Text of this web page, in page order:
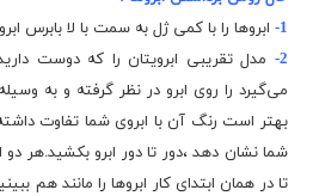
1- ابروها را با کمی ژل به سمت با لا بابرس
2-
مدل تقریبی ابرویتان را که دوست
می‌گیرد را روی ابرو در نظر گرفته و به
بهتر است رنگ آن با ابروی شما تفاوت داشته
شما نشان دهد ،دور تا دور ابرو بکشید.هر
تا در همان ابتدای کار ابروها را مانند هم